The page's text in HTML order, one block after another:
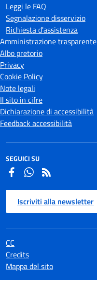
Leggi le FAQ
Segnalazione disservizio
Richiesta d'assistenza
Amministrazione trasparente
Albo pretorio
Privacy
Cookie Policy
Note legali
Il sito in cifre
Dichiarazione di accessibilità
Feedback accessibilità
SEGUICI SU
FacebookWhatsapp
Iscriviti alla newsletter
CC
Credits
Mappa del sito